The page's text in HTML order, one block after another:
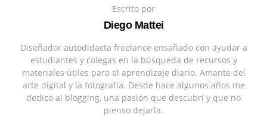
Escrito por
Diego Mattei
Diseñador autodidacta freelance ensañado con ayudar a
estudiantes y colegas en la búsqueda de recursos y
materiales útiles para el aprendizaje diario. Amante del
arte digital y la fotografía. Desde hace algunos años me
dedico al blogging, una pasión que descubrí y que no
pienso dejarla.